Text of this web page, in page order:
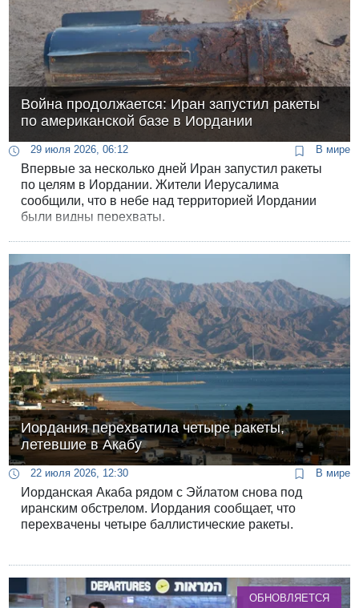
Война продолжается: Иран запустил ракеты
по американской базе в Иордании
29 июля 2026, 06:12 В мире
Впервые за несколько дней Иран запустил ракеты
по целям в Иордании. Жители Иерусалима
сообщили, что в небе над территорией Иордании
были видны перехваты.
Иордания перехватила четыре ракеты,
летевшие в Акабу
22 июля 2026, 12:30 В мире
Иорданская Акаба рядом с Эйлатом снова под
иранским обстрелом. Иордания сообщает, что
перехвачены четыре баллистические ракеты.
ОБНОВЛЯЕТСЯ